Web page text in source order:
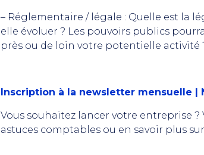
– Réglementaire / légale : Quelle est la
elle évoluer ? Les pouvoirs publics
près ou de loin votre potentielle activité
Inscription à la newsletter mensuelle |
Vous souhaitez lancer votre entreprise
astuces comptables ou en savoir plus